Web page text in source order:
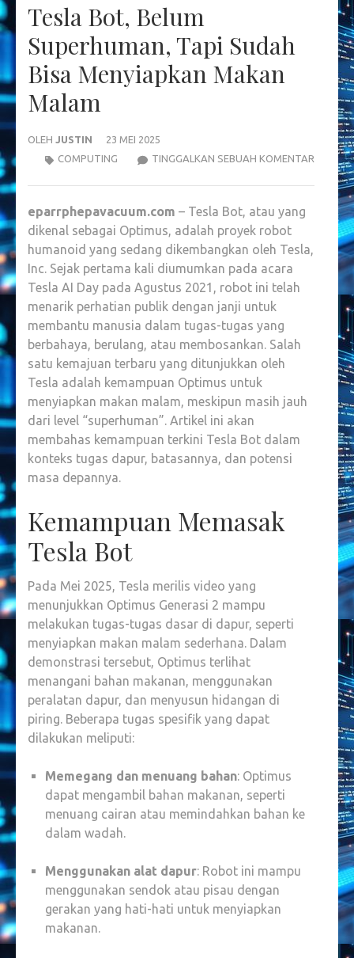
Tesla Bot, Belum
Superhuman, Tapi Sudah
Bisa Menyiapkan Makan
Malam
OLEH JUSTIN
23 MEI 2025
TINGGALKAN SEBUAH KOMENTAR TESLA
BELUM
SUDAH
MAKAN
MALAM
COMPUTING
eparrphepavacuum.com – Tesla Bot, atau yang
dikenal sebagai Optimus, adalah proyek robot
humanoid yang sedang dikembangkan oleh Tesla,
Inc. Sejak pertama kali diumumkan pada acara
Tesla AI Day pada Agustus 2021, robot ini telah
menarik perhatian publik dengan janji untuk
membantu manusia dalam tugas-tugas yang
berbahaya, berulang, atau membosankan. Salah
satu kemajuan terbaru yang ditunjukkan oleh
Tesla adalah kemampuan Optimus untuk
menyiapkan makan malam, meskipun masih jauh
dari level “superhuman”. Artikel ini akan
membahas kemampuan terkini Tesla Bot dalam
konteks tugas dapur, batasannya, dan potensi
masa depannya.
Kemampuan Memasak
Tesla Bot
Pada Mei 2025, Tesla merilis video yang
menunjukkan Optimus Generasi 2 mampu
melakukan tugas-tugas dasar di dapur, seperti
menyiapkan makan malam sederhana. Dalam
demonstrasi tersebut, Optimus terlihat
menangani bahan makanan, menggunakan
peralatan dapur, dan menyusun hidangan di
piring. Beberapa tugas spesifik yang dapat
dilakukan meliputi:
Memegang dan menuang bahan: Optimus
dapat mengambil bahan makanan, seperti
menuang cairan atau memindahkan bahan ke
dalam wadah.
Menggunakan alat dapur: Robot ini mampu
menggunakan sendok atau pisau dengan
gerakan yang hati-hati untuk menyiapkan
makanan.